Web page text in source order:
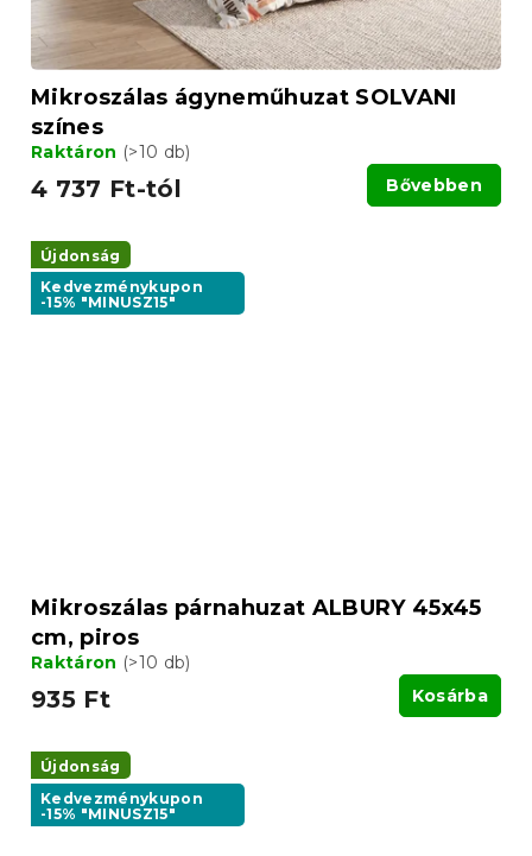
Mikroszálas ágyneműhuzat SOLVANI
színes
Raktáron (>10 db)
4 737 Ft-tól Bővebben
Újdonság
Kedvezménykupon
-15% "MINUSZ15"
Mikroszálas párnahuzat ALBURY 45x45
cm, piros
Raktáron (>10 db)
935 Ft Kosárba
Újdonság
Kedvezménykupon
-15% "MINUSZ15"